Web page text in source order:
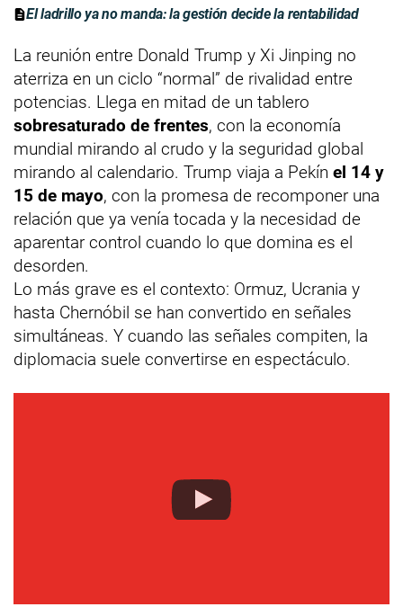
El ladrillo ya no manda: la gestión decide la rentabilidad
La reunión entre Donald Trump y Xi Jinping no
aterriza en un ciclo “normal” de rivalidad entre
potencias. Llega en mitad de un tablero
sobresaturado de frentes, con la economía
mundial mirando al crudo y la seguridad global
mirando al calendario. Trump viaja a Pekín el 14 y
15 de mayo, con la promesa de recomponer una
relación que ya venía tocada y la necesidad de
aparentar control cuando lo que domina es el
desorden.
Lo más grave es el contexto: Ormuz, Ucrania y
hasta Chernóbil se han convertido en señales
simultáneas. Y cuando las señales compiten, la
diplomacia suele convertirse en espectáculo.